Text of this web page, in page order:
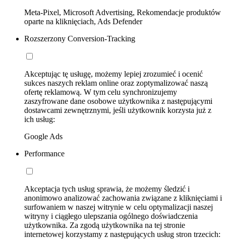
Meta-Pixel, Microsoft Advertising, Rekomendacje produktów
oparte na kliknięciach, Ads Defender
Rozszerzony Conversion-Tracking
Akceptując tę usługę, możemy lepiej zrozumieć i ocenić
sukces naszych reklam online oraz zoptymalizować naszą
ofertę reklamową. W tym celu synchronizujemy
zaszyfrowane dane osobowe użytkownika z następującymi
dostawcami zewnętrznymi, jeśli użytkownik korzysta już z
ich usług:
Google Ads
Performance
Akceptacja tych usług sprawia, że możemy śledzić i
anonimowo analizować zachowania związane z kliknięciami i
surfowaniem w naszej witrynie w celu optymalizacji naszej
witryny i ciągłego ulepszania ogólnego doświadczenia
użytkownika. Za zgodą użytkownika na tej stronie
internetowej korzystamy z następujących usług stron trzecich: